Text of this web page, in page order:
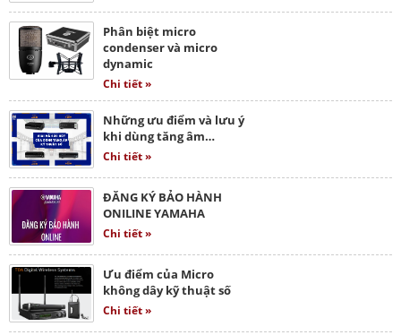
Phân biệt micro
condenser và micro
dynamic
Chi tiết »
Những ưu điểm và lưu ý
khi dùng tăng âm…
Chi tiết »
ĐĂNG KÝ BẢO HÀNH
ONILINE YAMAHA
Chi tiết »
Ưu điểm của Micro
không dây kỹ thuật số
Chi tiết »